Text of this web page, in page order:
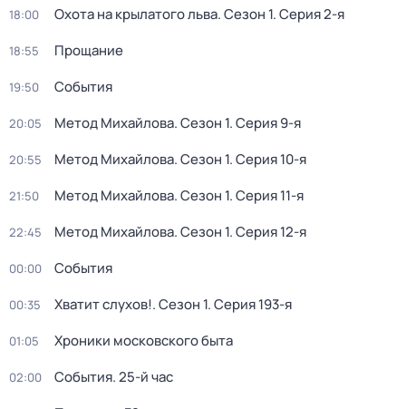
18:00 Охота на крылатого льва. Сезон 1. Серия 2-я
18:55 Прощание
19:50 События
20:05 Метод Михайлова. Сезон 1. Серия 9-я
20:55 Метод Михайлова. Сезон 1. Серия 10-я
21:50 Метод Михайлова. Сезон 1. Серия 11-я
22:45 Метод Михайлова. Сезон 1. Серия 12-я
00:00 События
00:35 Хватит слухов!. Сезон 1. Серия 193-я
01:05 Хроники московского быта
02:00 События. 25-й час